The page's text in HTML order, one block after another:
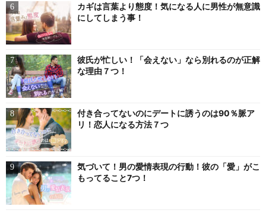
カギは言葉より態度！気になる人に男性が無意識
にしてしまう事！
彼氏が忙しい！「会えない」なら別れるのが正解
な理由７つ！
付き合ってないのにデートに誘うのは90％脈ア
リ！恋人になる方法７つ
気づいて！男の愛情表現の行動！彼の「愛」がこ
もってること7つ！